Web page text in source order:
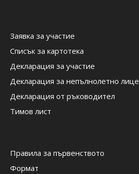
Заявка за участие
Списък за картотека
Декларация за участие
Декларация за непълнолетно лице
Декларация от ръководител
Тимов лист
Правила за първенството
Формат